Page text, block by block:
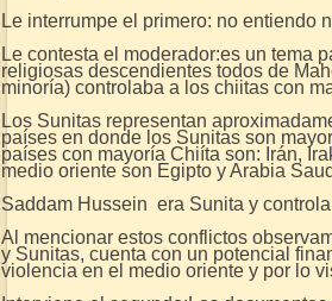
Le interrumpe el primero: no
Le contesta el moderador:es un tema
religiosas descendientes todos de
minoría) controlaba a los chiitas con
Los Sunitas representan
países en donde los Sunitas son
países con mayoría Chiíta son: Irán,
medio oriente son Egipto y Arabia
Saddam Hussein era Sunita y
Al mencionar estos conflictos
y Sunitas, cuenta con un potencial
violencia en el medio oriente y por lo